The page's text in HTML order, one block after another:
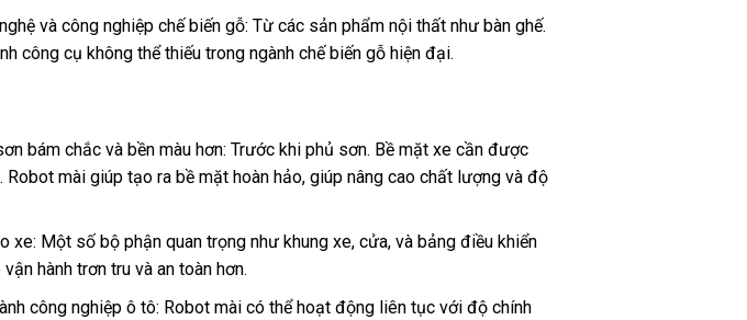
và công nghiệp chế biến gỗ: Từ các sản phẩm nội thất như bàn ghế.
công cụ không thể thiếu trong ngành chế biến gỗ hiện đại.
bám chắc và bền màu hơn: Trước khi phủ sơn. Bề mặt xe cần được
mài giúp tạo ra bề mặt hoàn hảo, giúp nâng cao chất lượng và độ
Một số bộ phận quan trọng như khung xe, cửa, và bảng điều khiển
hành trơn tru và an toàn hơn.
công nghiệp ô tô: Robot mài có thể hoạt động liên tục với độ chính